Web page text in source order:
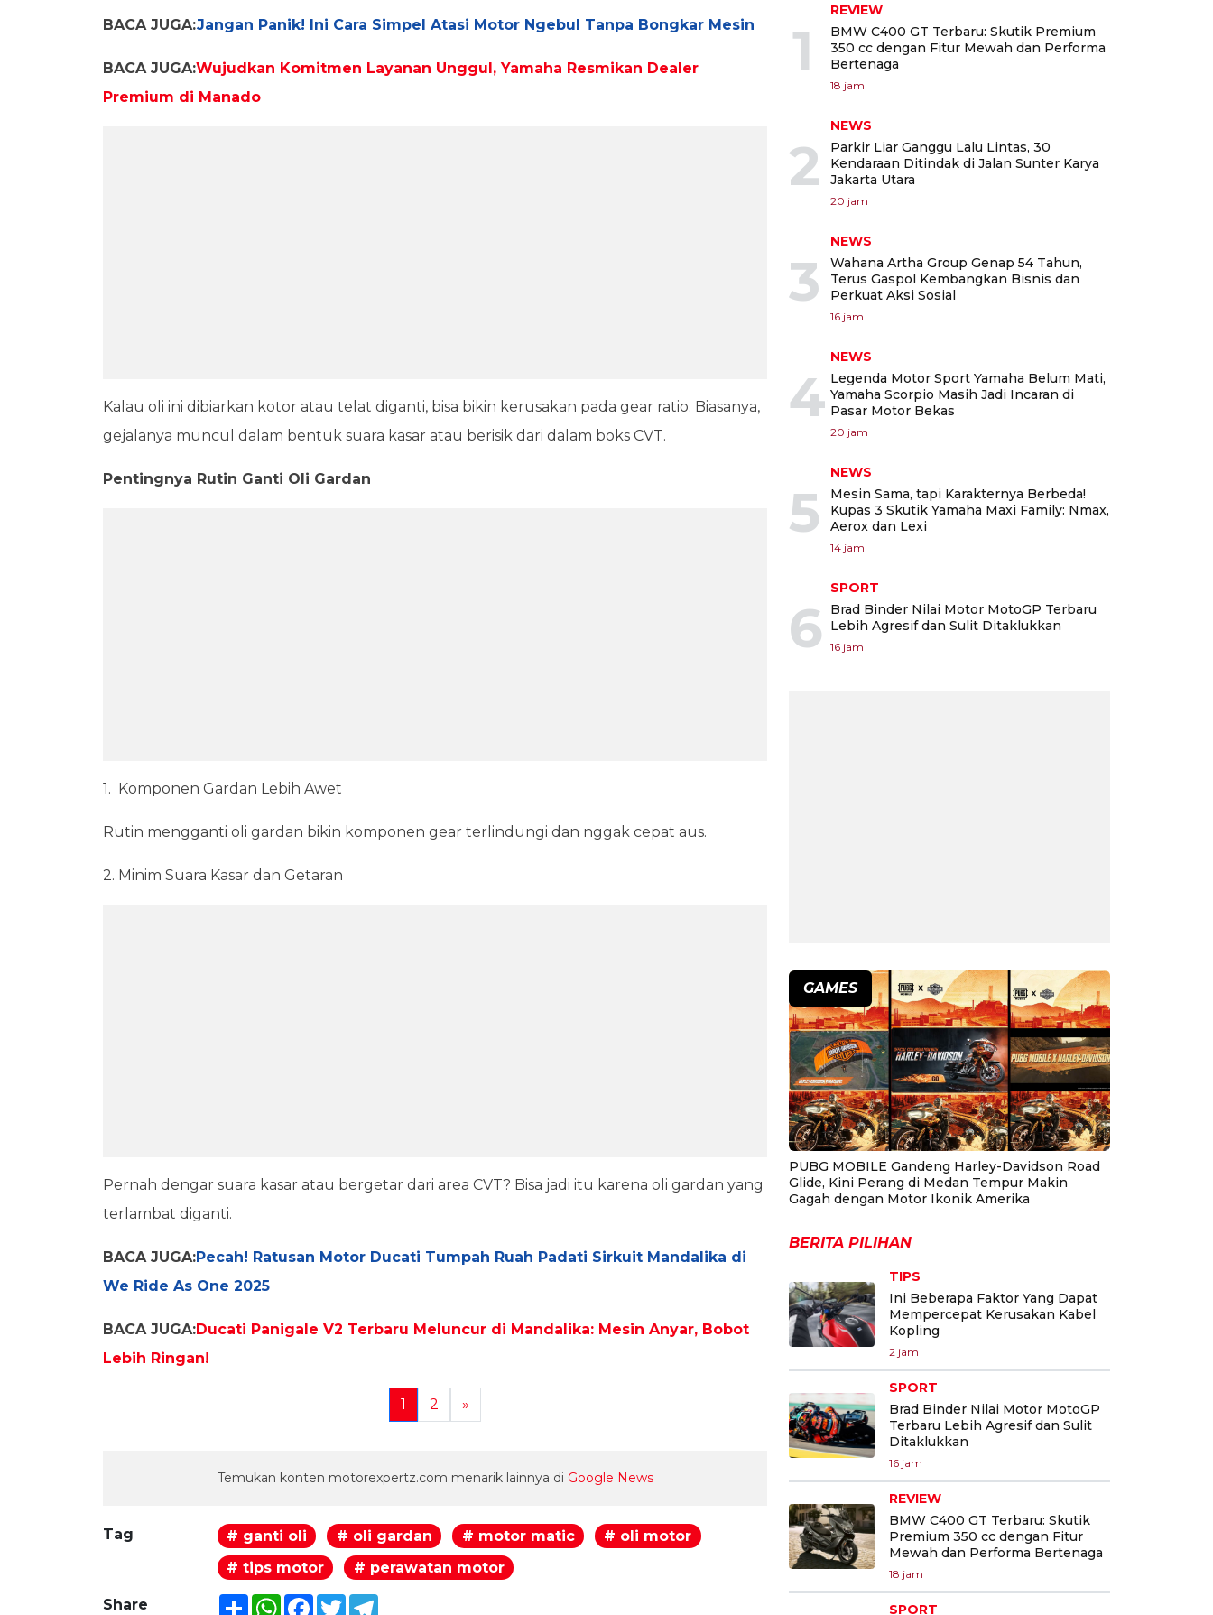
BACA JUGA:Jangan Panik! Ini Cara Simpel Atasi Motor Ngebul Tanpa Bongkar Mesin
BACA JUGA:Wujudkan Komitmen Layanan Unggul, Yamaha Resmikan Dealer
Premium di Manado
Kalau oli ini dibiarkan kotor atau telat diganti, bisa bikin kerusakan pada gear ratio. Biasanya,
gejalanya muncul dalam bentuk suara kasar atau berisik dari dalam boks CVT.
Pentingnya Rutin Ganti Oli Gardan
1. Komponen Gardan Lebih Awet
Rutin mengganti oli gardan bikin komponen gear terlindungi dan nggak cepat aus.
2. Minim Suara Kasar dan Getaran
Pernah dengar suara kasar atau bergetar dari area CVT? Bisa jadi itu karena oli gardan yang
terlambat diganti.
BACA JUGA:Pecah! Ratusan Motor Ducati Tumpah Ruah Padati Sirkuit Mandalika di
We Ride As One 2025
BACA JUGA:Ducati Panigale V2 Terbaru Meluncur di Mandalika: Mesin Anyar, Bobot
Lebih Ringan!
1 2 »
Temukan konten motorexpertz.com menarik lainnya di Google News
Tag # ganti oli # oli gardan # motor matic
# oli motor
# tips motor
# perawatan motor
Share ShareWhatsApp
Facebook
TwitterTelegram
1
REVIEW
BMW C400 GT Terbaru: Skutik Premium
350 cc dengan Fitur Mewah dan Performa
Bertenaga
18 jam
2
NEWS
Parkir Liar Ganggu Lalu Lintas, 30
Kendaraan Ditindak di Jalan Sunter Karya
Jakarta Utara
20 jam
3
NEWS
Wahana Artha Group Genap 54 Tahun,
Terus Gaspol Kembangkan Bisnis dan
Perkuat Aksi Sosial
16 jam
4
NEWS
Legenda Motor Sport Yamaha Belum Mati,
Yamaha Scorpio Masih Jadi Incaran di
Pasar Motor Bekas
20 jam
5
NEWS
Mesin Sama, tapi Karakternya Berbeda!
Kupas 3 Skutik Yamaha Maxi Family: Nmax,
Aerox dan Lexi
14 jam
6
SPORT
Brad Binder Nilai Motor MotoGP Terbaru
Lebih Agresif dan Sulit Ditaklukkan
16 jam
GAMES
PUBG MOBILE Gandeng Harley-Davidson Road
Glide, Kini Perang di Medan Tempur Makin
Gagah dengan Motor Ikonik Amerika
BERITA PILIHAN
TIPS
Ini Beberapa Faktor Yang Dapat
Mempercepat Kerusakan Kabel
Kopling
2 jam
SPORT
Brad Binder Nilai Motor MotoGP
Terbaru Lebih Agresif dan Sulit
Ditaklukkan
16 jam
REVIEW
BMW C400 GT Terbaru: Skutik
Premium 350 cc dengan Fitur
Mewah dan Performa Bertenaga
18 jam
SPORT